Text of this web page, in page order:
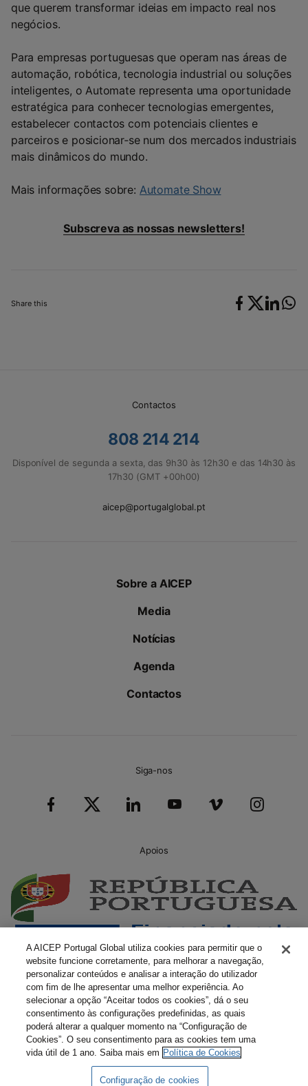
Share this
que querem transformar ideias em impacto real nos
negócios.
Para empresas portuguesas que operam nas áreas de
automação, robótica, tecnologia industrial ou soluções
inteligentes, o Automate representa uma oportunidade
estratégica para conhecer tecnologias emergentes,
estabelecer contactos com potenciais clientes e
parceiros e posicionar‑se num dos mercados industriais
mais dinâmicos do mundo.
Mais informações sobre: Automate Show
Subscreva as nossas newsletters!
Contactos
808 214 214
Disponível de segunda a sexta, das 9h30 às 12h30 e das 14h30 às
17h30 (GMT +00h00)
aicep@portugalglobal.pt
Sobre a AICEP
Media
Notícias
Agenda
Contactos
Siga-nos
Apoios
A AICEP Portugal Global utiliza cookies para permitir que o
website funcione corretamente, para melhorar a navegação,
personalizar conteúdos e analisar a interação do utilizador
com fim de lhe apresentar uma melhor experiência. Ao
selecionar a opção “Aceitar todos os cookies”, dá o seu
consentimento às configurações predefinidas, as quais
poderá alterar a qualquer momento na “Configuração de
Cookies”. O seu consentimento para as cookies tem uma
vida útil de 1 ano. Saiba mais em Política de Cookies
Configuração de cookies